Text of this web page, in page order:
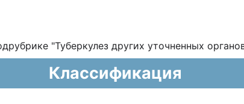
"Туберкулез других уточненных
Классификация